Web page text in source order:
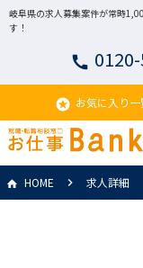
岐阜県の求人募集案件が常時
す！
call
stars お気に入り一
HOME 求人詳細